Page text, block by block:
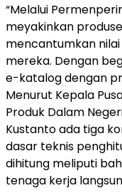
“Melalui
meyakinkan
mencantumkan nilai
mereka. Dengan
e-katalog dengan
Menurut Kepala
Produk Dalam
Kustanto ada tiga
dasar teknis
dihitung meliputi
tenaga kerja